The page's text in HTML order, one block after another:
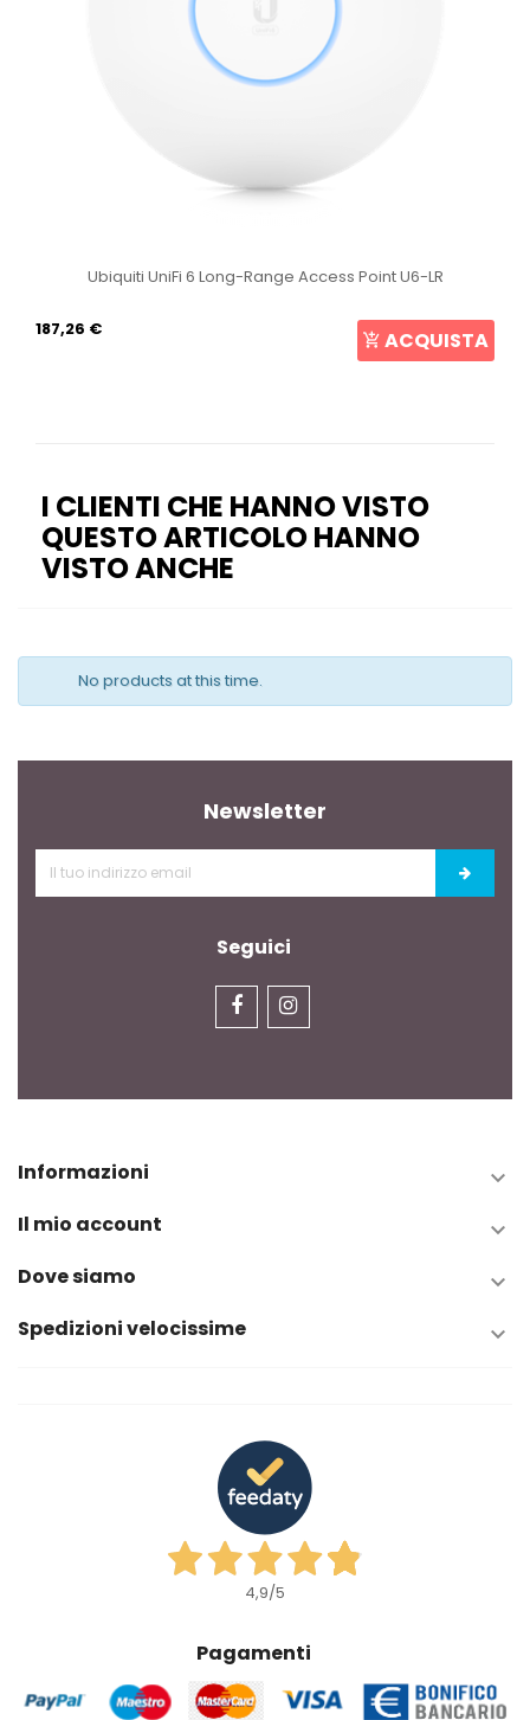
Ubiquiti UniFi 6 Long-Range Access Point U6-LR
187,26 € ACQUISTA
I CLIENTI CHE HANNO VISTO
QUESTO ARTICOLO HANNO
VISTO ANCHE
No products at this time.
Newsletter
Seguici
Informazioni 
Il mio account 
Dove siamo 
Spedizioni velocissime 
4,9/5
Pagamenti